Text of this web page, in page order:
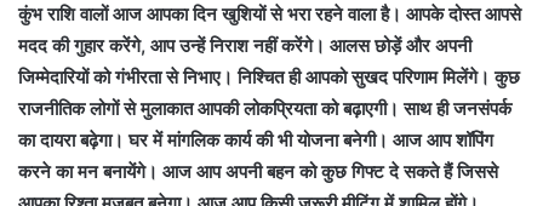
कुंभ राशि वालों आज आपका दिन खुशियों से भरा रहने वाला है। आपके दोस्त आपसे
मदद की गुहार करेंगे, आप उन्हें निराश नहीं करेंगे। आलस छोड़ें और अपनी
जिम्मेदारियों को गंभीरता से निभाए। निश्चित ही आपको सुखद परिणाम मिलेंगे। कुछ
राजनीतिक लोगों से मुलाकात आपकी लोकप्रियता को बढ़ाएगी। साथ ही जनसंपर्क
का दायरा बढ़ेगा। घर में मांगलिक कार्य की भी योजना बनेगी। आज आप शॉपिंग
करने का मन बनायेंगे। आज आप अपनी बहन को कुछ गिफ्ट दे सकते हैं जिससे